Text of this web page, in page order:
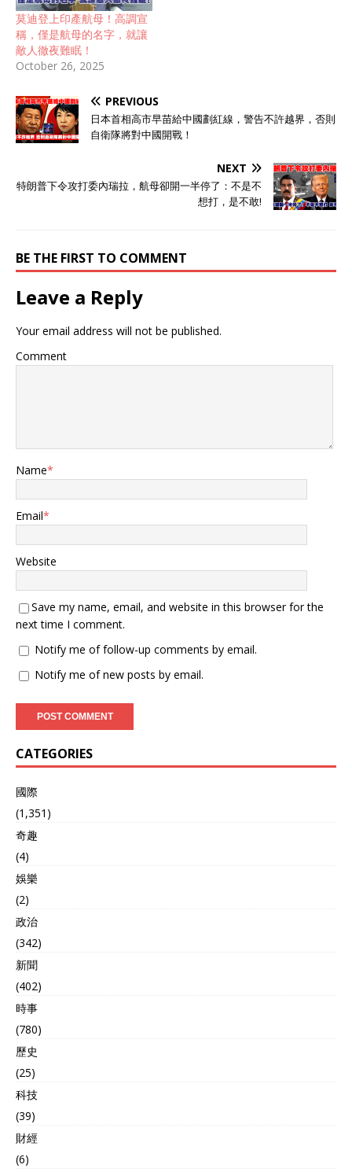
莫迪登上印產航母！高調宣
稱，僅是航母的名字，就讓
敵人徹夜難眠！
October 26, 2025
PREVIOUS
日本首相高市早苗給中國劃紅線，警告不許越界，否則
自衛隊將對中國開戰！
NEXT
特朗普下令攻打委內瑞拉，航母卻開一半停了：不是不
想打，是不敢!
BE THE FIRST TO COMMENT
Leave a Reply
Your email address will not be published.
Comment
Name*
Email*
Website
Save my name, email, and website in this browser for the
next time I comment.
Notify me of follow-up comments by email.
Notify me of new posts by email.
CATEGORIES
國際
(1,351)
奇趣
(4)
娛樂
(2)
政治
(342)
新聞
(402)
時事
(780)
歷史
(25)
科技
(39)
財經
(6)